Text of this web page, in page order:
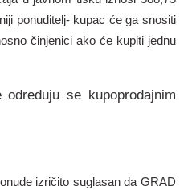
ponuditelj- kupac će ga snositi
činjenici ako će kupiti jednu
se kupoprodajnim
izričito suglasan da GRAD